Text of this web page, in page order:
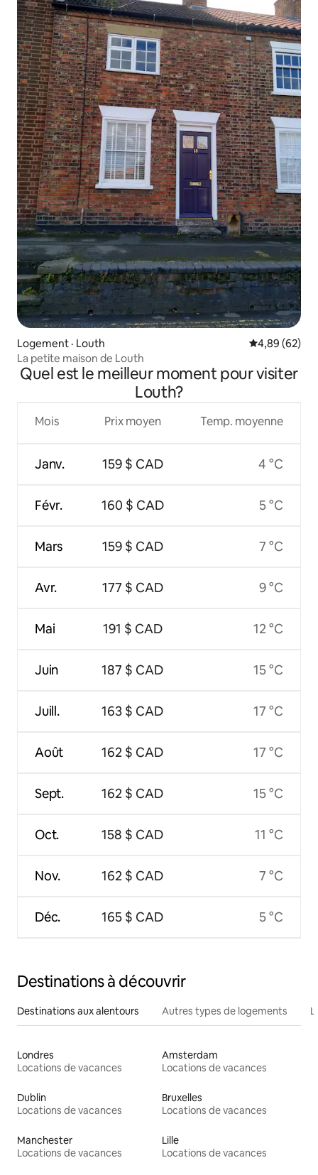
Logement · Louth Note
4,89 (62)
La petite maison de Louth
Quel est le meilleur moment pour visiter
Louth?
Mois
Janv.
Févr.
Mars
Avr.
Mai
Juin
Juill.
Août
Sept.
Oct.
Nov.
Déc.
Prix moyen
159 $ CAD
160 $ CAD
159 $ CAD
177 $ CAD
191 $ CAD
187 $ CAD
163 $ CAD
162 $ CAD
162 $ CAD
158 $ CAD
162 $ CAD
165 $ CAD
Temp. moyenne
4 °C
5 °C
7 °C
9 °C
12 °C
15 °C
17 °C
17 °C
15 °C
11 °C
7 °C
5 °C
Destinations à découvrir
Destinations aux alentours Autres types de logements
Londres
Locations de vacances
Amsterdam
Locations de vacances
Dublin
Locations de vacances
Bruxelles
Locations de vacances
Manchester
Locations de vacances
Lille
Locations de vacances